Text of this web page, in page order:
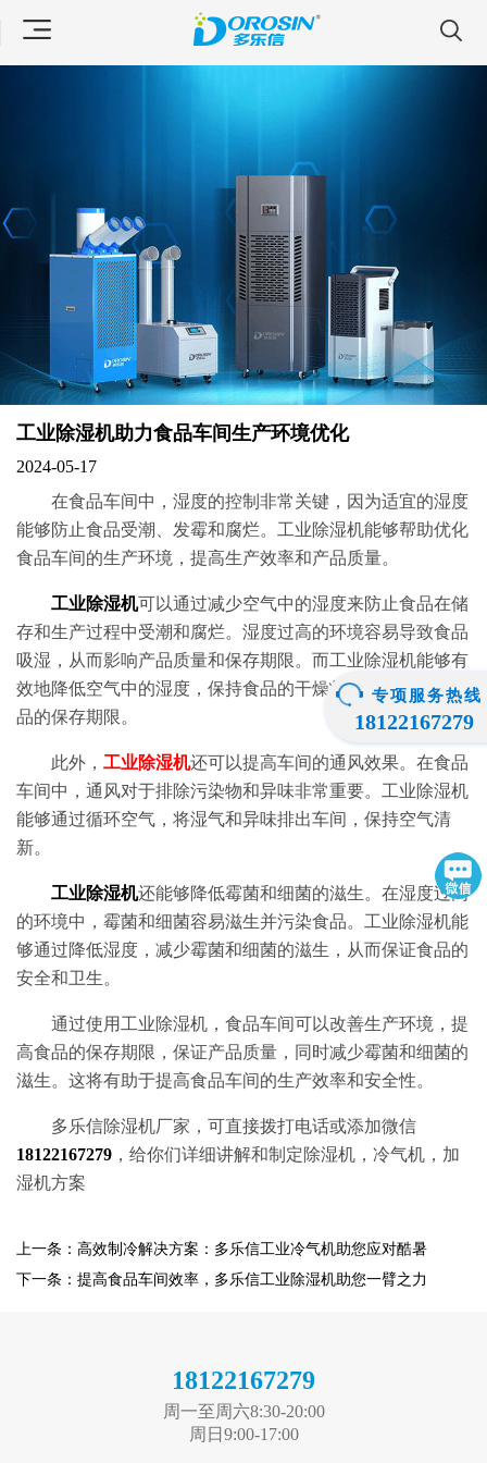
工业除湿机助力食品车间生产环境优化
2024-05-17
在食品车间中，湿度的控制非常关键，因为适宜的湿度
能够防止食品受潮、发霉和腐烂。工业除湿机能够帮助优化
食品车间的生产环境，提高生产效率和产品质量。
工业除湿机可以通过减少空气中的湿度来防止食品在储
存和生产过程中受潮和腐烂。湿度过高的环境容易导致食品
吸湿，从而影响产品质量和保存期限。而工业除湿机能够有
效地降低空气中的湿度，保持食品的干燥状态，从而延长食
品的保存期限。
此外， 工业除湿机还可以提高车间的通风效果。在食品
车间中，通风对于排除污染物和异味非常重要。工业除湿机
能够通过循环空气，将湿气和异味排出车间，保持空气清
新。
工业除湿机还能够降低霉菌和细菌的滋生。在湿度过高
的环境中，霉菌和细菌容易滋生并污染食品。工业除湿机能
够通过降低湿度，减少霉菌和细菌的滋生，从而保证食品的
安全和卫生。
通过使用工业除湿机，食品车间可以改善生产环境，提
高食品的保存期限，保证产品质量，同时减少霉菌和细菌的
滋生。这将有助于提高食品车间的生产效率和安全性。
多乐信除湿机厂家，可直接拨打电话或添加微信
18122167279 ，给你们详细讲解和制定除湿机，冷气机，加
湿机方案
上一条：高效制冷解决方案：多乐信工业冷气机助您应对酷暑
下一条：提高食品车间效率，多乐信工业除湿机助您一臂之力
专项服务热线
18122167279
18122167279
周一至周六8:30-20:00
周日9:00-17:00